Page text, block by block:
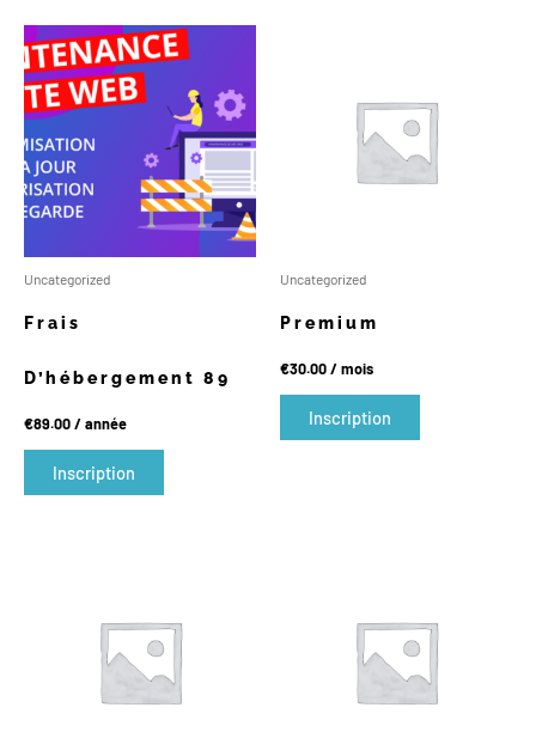
Uncategorized
Frais
D’hébergement 89
€89.00/ année
Inscription
Uncategorized
Premium
€30.00/ mois
Inscription